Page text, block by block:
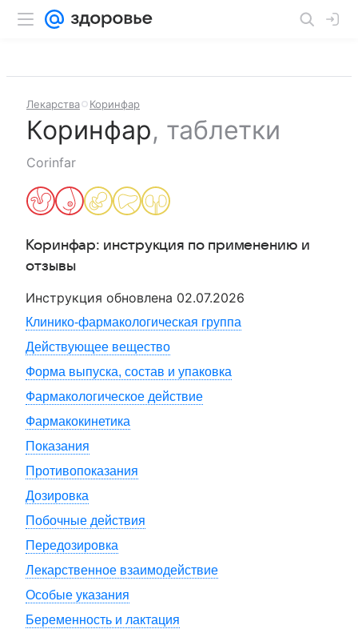
Лекарства Коринфар
Коринфар, таблетки
Corinfar
Коринфар: инструкция по применению и
отзывы
Инструкция обновлена 02.07.2026
Клинико-фармакологическая группа
Действующее вещество
Форма выпуска, состав и упаковка
Фармакологическое действие
Фармакокинетика
Показания
Противопоказания
Дозировка
Побочные действия
Передозировка
Лекарственное взаимодействие
Особые указания
Беременность и лактация